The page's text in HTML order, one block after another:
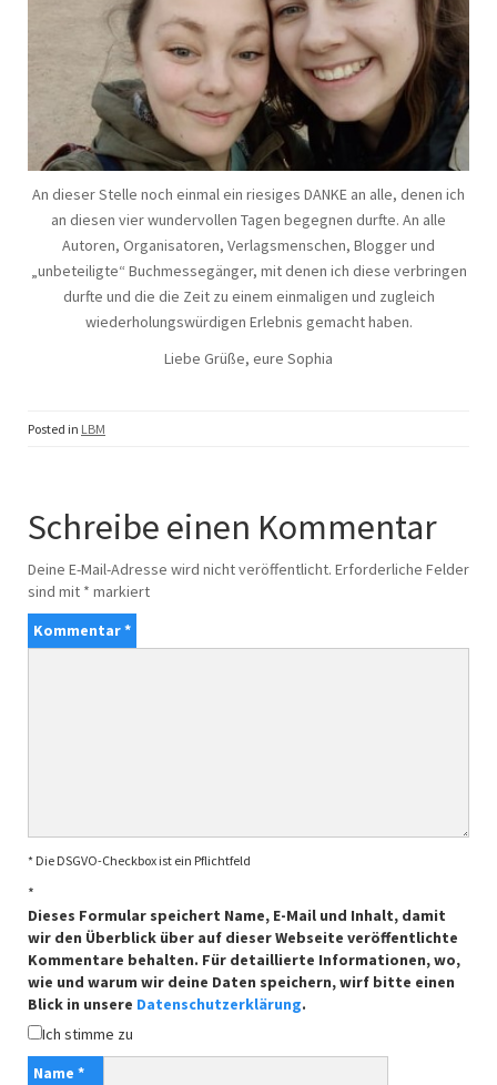
An dieser Stelle noch einmal ein riesiges DANKE an alle, denen ich
an diesen vier wundervollen Tagen begegnen durfte. An alle
Autoren, Organisatoren, Verlagsmenschen, Blogger und
„unbeteiligte“ Buchmessegänger, mit denen ich diese verbringen
durfte und die die Zeit zu einem einmaligen und zugleich
wiederholungswürdigen Erlebnis gemacht haben.
Liebe Grüße, eure Sophia
Posted in LBM
Schreibe einen Kommentar
Deine E-Mail-Adresse wird nicht veröffentlicht. Erforderliche Felder
sind mit * markiert
Kommentar*
* Die DSGVO-Checkbox ist ein Pflichtfeld
*
Dieses Formular speichert Name, E-Mail und Inhalt, damit
wir den Überblick über auf dieser Webseite veröffentlichte
Kommentare behalten. Für detaillierte Informationen, wo,
wie und warum wir deine Daten speichern, wirf bitte einen
Blick in unsere Datenschutzerklärung.
Ich stimme zu
Name *